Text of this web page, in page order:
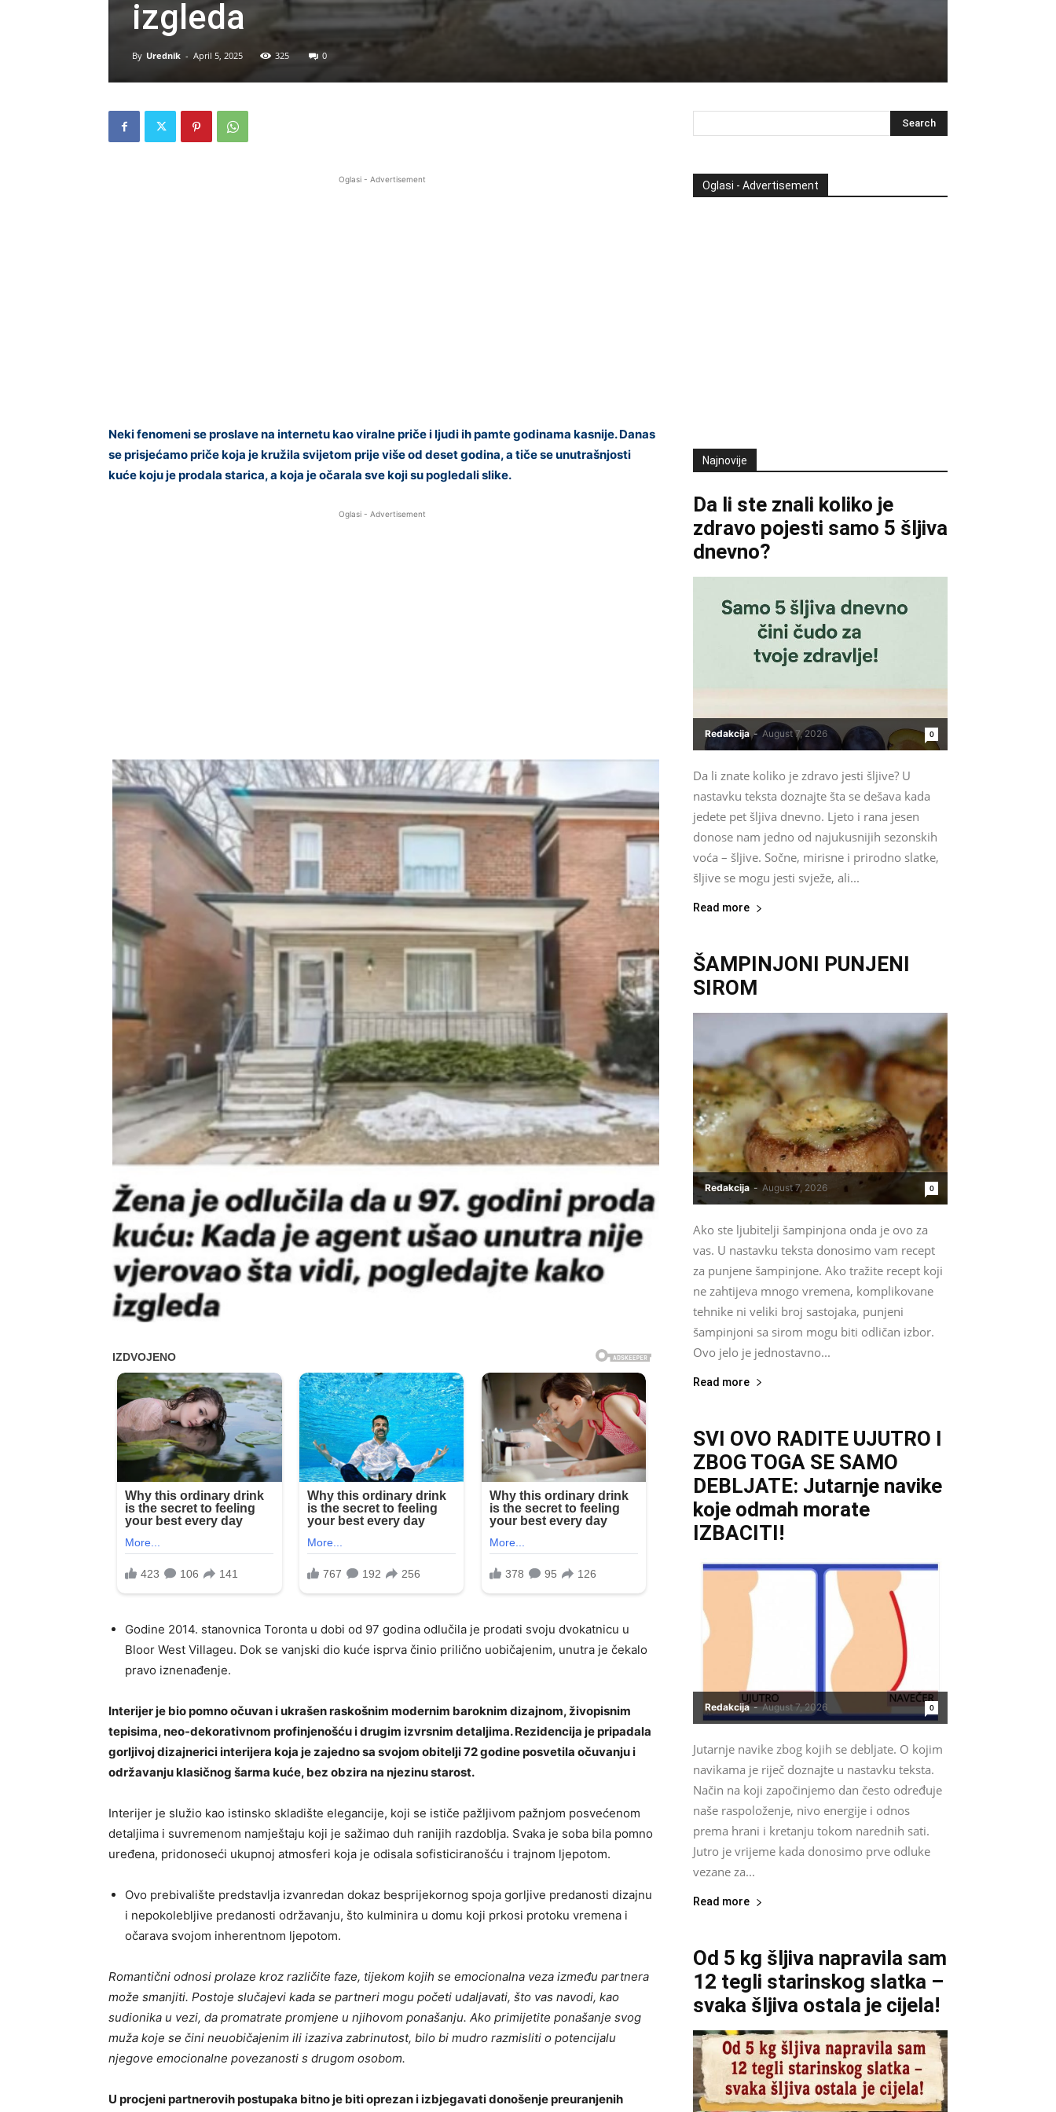
izgleda
By Urednik - April 5, 2025 325 0
Oglasi - Advertisement
Neki fenomeni se proslave na internetu kao viralne priče i ljudi ih pamte godinama kasnije. Danas
se prisjećamo priče koja je kružila svijetom prije više od deset godina, a tiče se unutrašnjosti
kuće koju je prodala starica, a koja je očarala sve koji su pogledali slike.
Oglasi - Advertisement
Godine 2014. stanovnica Toronta u dobi od 97 godina odlučila je prodati svoju dvokatnicu u
Bloor West Villageu. Dok se vanjski dio kuće isprva činio prilično uobičajenim, unutra je čekalo
pravo iznenađenje.
Interijer je bio pomno očuvan i ukrašen raskošnim modernim baroknim dizajnom, živopisnim
tepisima, neo-dekorativnom profinjenošću i drugim izvrsnim detaljima. Rezidencija je pripadala
gorljivoj dizajnerici interijera koja je zajedno sa svojom obitelji 72 godine posvetila očuvanju i
održavanju klasičnog šarma kuće, bez obzira na njezinu starost.
Interijer je služio kao istinsko skladište elegancije, koji se ističe pažljivom pažnjom posvećenom
detaljima i suvremenom namještaju koji je sažimao duh ranijih razdoblja. Svaka je soba bila pomno
uređena, pridonoseći ukupnoj atmosferi koja je odisala sofisticiranošću i trajnom ljepotom.
Ovo prebivalište predstavlja izvanredan dokaz besprijekornog spoja gorljive predanosti dizajnu
i nepokolebljive predanosti održavanju, što kulminira u domu koji prkosi protoku vremena i
očarava svojom inherentnom ljepotom.
Romantični odnosi prolaze kroz različite faze, tijekom kojih se emocionalna veza između partnera
može smanjiti. Postoje slučajevi kada se partneri mogu početi udaljavati, što vas navodi, kao
sudionika u vezi, da promatrate promjene u njihovom ponašanju. Ako primijetite ponašanje svog
muža koje se čini neuobičajenim ili izaziva zabrinutost, bilo bi mudro razmisliti o potencijalu
njegove emocionalne povezanosti s drugom osobom.
U procjeni partnerovih postupaka bitno je biti oprezan i izbjegavati donošenje preuranjenih
Oglasi - Advertisement
Najnovije
Da li ste znali koliko je
zdravo pojesti samo 5 šljiva
dnevno?
Redakcija - August 7, 2026 0
Da li znate koliko je zdravo jesti šljive? U
nastavku teksta doznajte šta se dešava kada
jedete pet šljiva dnevno. Ljeto i rana jesen
donose nam jedno od najukusnijih sezonskih
voća – šljive. Sočne, mirisne i prirodno slatke,
šljive se mogu jesti svježe, ali...
Read more
ŠAMPINJONI PUNJENI
SIROM
Redakcija - August 7, 2026 0
Ako ste ljubitelji šampinjona onda je ovo za
vas. U nastavku teksta donosimo vam recept
za punjene šampinjone. Ako tražite recept koji
ne zahtijeva mnogo vremena, komplikovane
tehnike ni veliki broj sastojaka, punjeni
šampinjoni sa sirom mogu biti odličan izbor.
Ovo jelo je jednostavno...
Read more
SVI OVO RADITE UJUTRO I
ZBOG TOGA SE SAMO
DEBLJATE: Jutarnje navike
koje odmah morate
IZBACITI!
Redakcija - August 7, 2026 0
Jutarnje navike zbog kojih se debljate. O kojim
navikama je riječ doznajte u nastavku teksta.
Način na koji započinjemo dan često određuje
naše raspoloženje, nivo energije i odnos
prema hrani i kretanju tokom narednih sati.
Jutro je vrijeme kada donosimo prve odluke
vezane za...
Read more
Od 5 kg šljiva napravila sam
12 tegli starinskog slatka –
svaka šljiva ostala je cijela!